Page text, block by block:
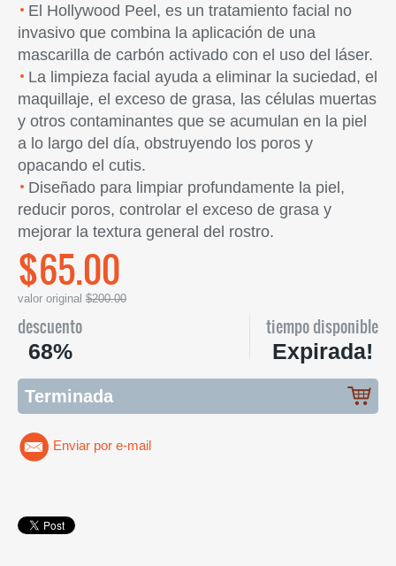
El Hollywood Peel, es un tratamiento facial no
invasivo que combina la aplicación de una
mascarilla de carbón activado con el uso del láser.
La limpieza facial ayuda a eliminar la suciedad, el
maquillaje, el exceso de grasa, las células muertas
y otros contaminantes que se acumulan en la piel
a lo largo del día, obstruyendo los poros y
opacando el cutis.
Diseñado para limpiar profundamente la piel,
reducir poros, controlar el exceso de grasa y
mejorar la textura general del rostro.
$65.00
valor original $200.00
descuento
68%
tiempo disponible
Expirada!
Terminada
Enviar por e-mail